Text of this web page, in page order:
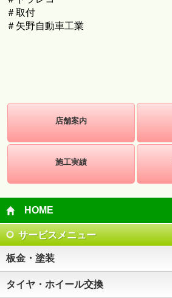
＃取付
＃矢野自動車工業
店舗案内
施工実績
HOME
サービスメニュー
板金・塗装
タイヤ・ホイール交換